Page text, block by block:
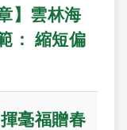
】雲林海
： 縮短偏
毫福贈春